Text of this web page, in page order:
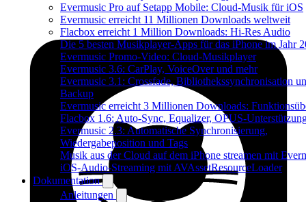
Evermusic Pro auf Setapp Mobile: Cloud-Musik für iOS
Evermusic erreicht 11 Millionen Downloads weltweit
Flacbox erreicht 1 Million Downloads: Hi-Res Audio
Die 5 besten Musikplayer-Apps für das iPhone im Jahr
Evermusic Promo-Video: Cloud-Musikplayer
Evermusic 3.6: CarPlay, VoiceOver und mehr
Evermusic 3.1: Crossfade, Bibliothekssynchronisation
Backup
Evermusic erreicht 3 Millionen Downloads:
Flacbox 1.6: Auto-Sync, Equalizer, OPUS-
Evermusic 2.3: Automatische Synchronisierung,
Wiedergabeposition und Tags
Musik aus der Cloud auf dem iPhone streamen mit
iOS-Audio-Streaming mit AVAssetResourceLoader
Dokumentation
Anleitungen